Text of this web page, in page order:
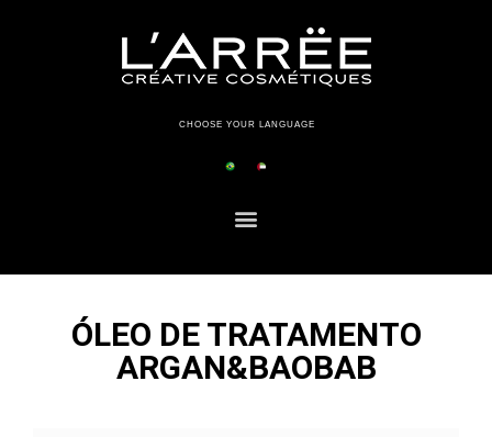
CHOOSE YOUR LANGUAGE
ÓLEO DE TRATAMENTO
ARGAN&BAOBAB